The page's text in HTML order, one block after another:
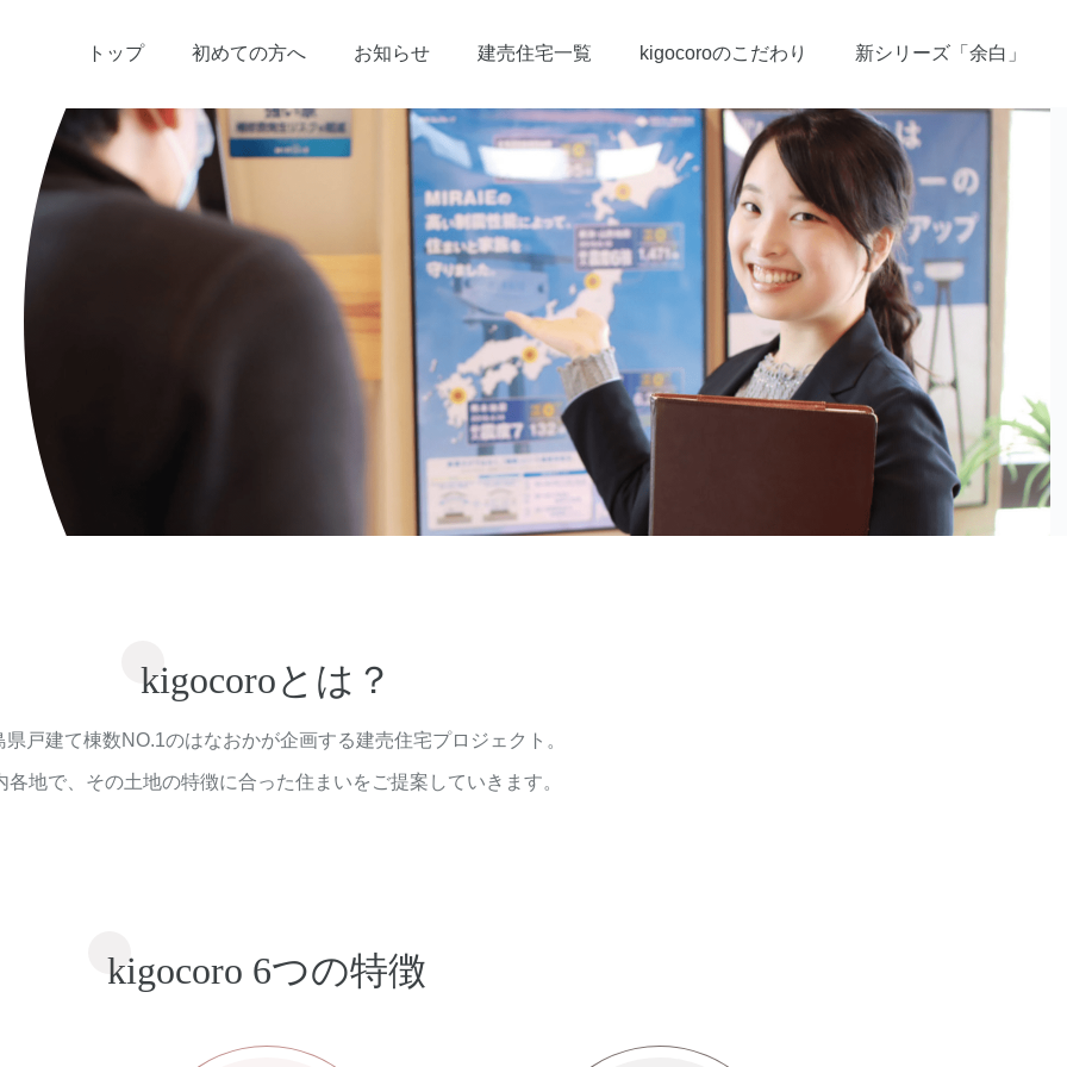
トップ 初めての方へ お知らせ 建売住宅一覧 kigocoroのこだわり 新シリーズ「余白」
kigocoroとは？
県戸建て棟数NO.1のはなおかが企画する建売住宅プロジェクト。
各地で、その土地の特徴に合った住まいをご提案していきます。
kigocoro 6つの特徴